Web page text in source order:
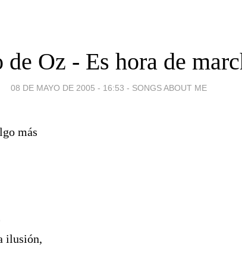
de Oz - Es hora de
08 DE MAYO DE 2005 - 16:53 - SONGS ABOUT ME
más
ilusión,